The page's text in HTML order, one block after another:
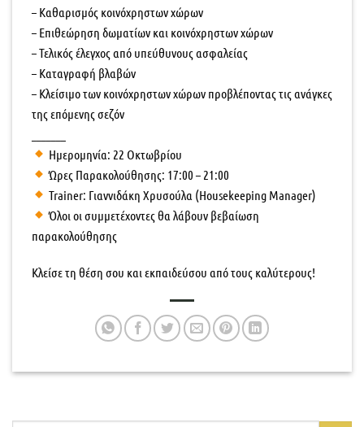
– Καθαρισμός κοινόχρηστων χώρων
– Επιθεώρηση δωματίων και κοινόχρηστων χώρων
– Τελικός έλεγχος από υπεύθυνους ασφαλείας
– Καταγραφή βλαβών
– Κλείσιμο των κοινόχρηστων χώρων προβλέποντας τις ανάγκες
της επόμενης σεζόν
Ημερομηνία: 22 Οκτωβρίου
Ώρες Παρακολούθησης: 17:00 – 21:00
Trainer: Γιαννιδάκη Χρυσούλα (Housekeeping Manager)
Όλοι οι συμμετέχοντες θα λάβουν βεβαίωση
παρακολούθησης
Κλείσε τη θέση σου και εκπαιδεύσου από τους καλύτερους!